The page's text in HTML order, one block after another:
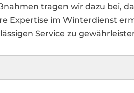
tragen wir dazu bei,
Expertise im Winterdienst
Service zu